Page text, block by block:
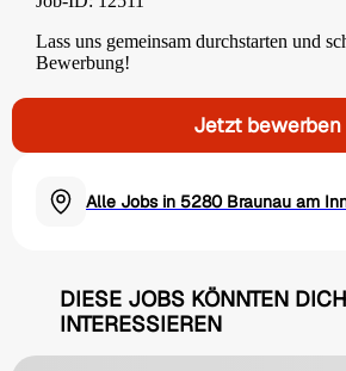
Lass uns gemeinsam durchstarten und
Bewerbung!
Jetzt bewerben
Alle Jobs in 5280 Braunau am
DIESE JOBS KÖNNTEN
INTERESSIEREN